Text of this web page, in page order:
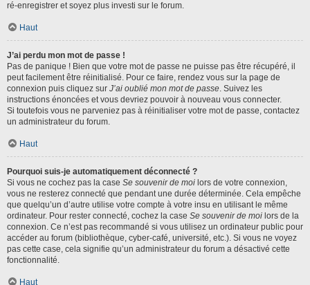
ré-enregistrer et soyez plus investi sur le forum.
Haut
J’ai perdu mon mot de passe !
Pas de panique ! Bien que votre mot de passe ne puisse pas être récupéré, il
peut facilement être réinitialisé. Pour ce faire, rendez vous sur la page de
connexion puis cliquez sur J’ai oublié mon mot de passe. Suivez les
instructions énoncées et vous devriez pouvoir à nouveau vous connecter.
Si toutefois vous ne parveniez pas à réinitialiser votre mot de passe, contactez
un administrateur du forum.
Haut
Pourquoi suis-je automatiquement déconnecté ?
Si vous ne cochez pas la case Se souvenir de moi lors de votre connexion,
vous ne resterez connecté que pendant une durée déterminée. Cela empêche
que quelqu’un d’autre utilise votre compte à votre insu en utilisant le même
ordinateur. Pour rester connecté, cochez la case Se souvenir de moi lors de la
connexion. Ce n’est pas recommandé si vous utilisez un ordinateur public pour
accéder au forum (bibliothèque, cyber-café, université, etc.). Si vous ne voyez
pas cette case, cela signifie qu’un administrateur du forum a désactivé cette
fonctionnalité.
Haut